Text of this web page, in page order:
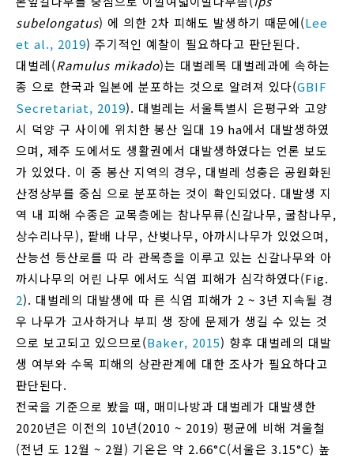
subelongatus) 에 의한 2차 피해도 발생하기 때문에(Lee
et al., 2019) 주기적인 예찰이 필요하다고 판단된다.
대벌레(Ramulus mikado)는 대벌레목 대벌레과에 속하는
종 으로 한국과 일본에 분포하는 것으로 알려져 있다(GBIF
Secretariat, 2019). 대벌레는 서울특별시 은평구와 고양
시 덕양 구 사이에 위치한 봉산 일대 19 ha에서 대발생하였
으며, 제주 도에서도 생활권에서 대발생하였다는 언론 보도
가 있었다. 이 중 봉산 지역의 경우, 대벌레 성충은 공원화된
산정상부를 중심 으로 분포하는 것이 확인되었다. 대발생 지
역 내 피해 수종은 교목층에는 참나무류(신갈나무, 굴참나무,
상수리나무), 팥배 나무, 산벚나무, 아까시나무가 있었으며,
산능선 등산로를 따 라 관목층을 이루고 있는 신갈나무와 아
까시나무의 어린 나무 에서도 식엽 피해가 심각하였다(Fig.
2). 대벌레의 대발생에 따 른 식엽 피해가 2 ~ 3년 지속될 경
우 나무가 고사하거나 부피 생 장에 문제가 생길 수 있는 것
으로 보고되고 있으므로(Baker, 2015) 향후 대벌레의 대발
생 여부와 수목 피해의 상관관계에 대한 조사가 필요하다고
판단된다.
전국을 기준으로 봤을 때, 매미나방과 대벌레가 대발생한
2020년은 이전의 10년(2010 ~ 2019) 평균에 비해 겨울철
(전년 도 12월 ~ 2월) 기온은 약 2.66°C(서울은 3.15°C) 높